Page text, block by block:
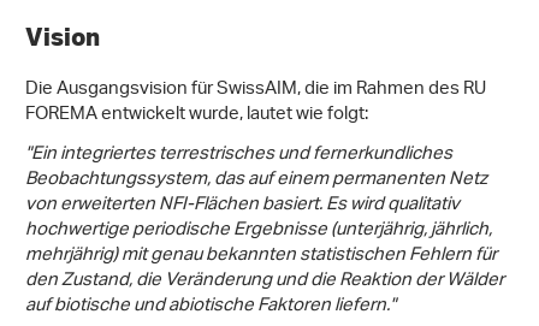
Vision
Die Ausgangsvision für SwissAIM, die im Rahmen des RU
FOREMA entwickelt wurde, lautet wie folgt:
"Ein integriertes terrestrisches und fernerkundliches
Beobachtungssystem, das auf einem permanenten Netz
von erweiterten NFI-Flächen basiert. Es wird qualitativ
hochwertige periodische Ergebnisse (unterjährig, jährlich,
mehrjährig) mit genau bekannten statistischen Fehlern für
den Zustand, die Veränderung und die Reaktion der Wälder
auf biotische und abiotische Faktoren liefern."